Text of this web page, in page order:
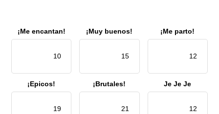
¡Me encantan!
10
¡Muy buenos!
15
¡Me parto!
12
¡Epicos!
19
¡Brutales!
21
Je Je Je
12